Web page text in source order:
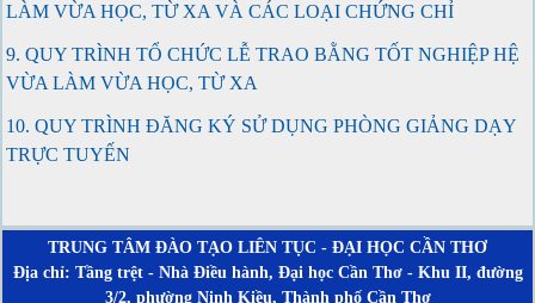
LÀM VỪA HỌC, TỪ XA VÀ CÁC LOẠI CHỨNG CHỈ
9. QUY TRÌNH TỔ CHỨC LỄ TRAO BẰNG TỐT NGHIỆP HỆ
VỪA LÀM VỪA HỌC, TỪ XA
10. QUY TRÌNH ĐĂNG KÝ SỬ DỤNG PHÒNG GIẢNG DẠY
TRỰC TUYẾN
TRUNG TÂM ĐÀO TẠO LIÊN TỤC - ĐẠI HỌC CẦN THƠ
Địa chỉ: Tầng trệt - Nhà Điều hành, Đại học Cần Thơ - Khu II, đường
3/2, phường Ninh Kiều, Thành phố Cần Thơ